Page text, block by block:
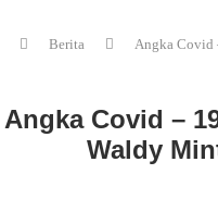
Berita Angka Covid
Angka Covid –
Waldy